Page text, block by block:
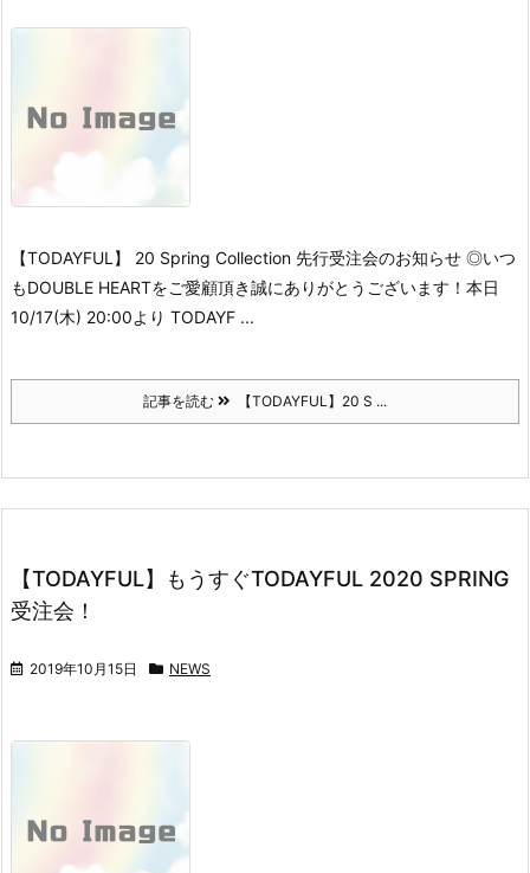
【TODAYFUL】 20 Spring Collection 先行受注会のお知らせ ◎いつ
もDOUBLE HEARTをご愛顧頂き誠にありがとうございます！ 本日
10/17(木) 20:00より TODAYF ...
記事を読む 【TODAYFUL】20 S ...
【TODAYFUL】もうすぐTODAYFUL 2020 SPRING
受注会！
2019年10月15日 NEWS